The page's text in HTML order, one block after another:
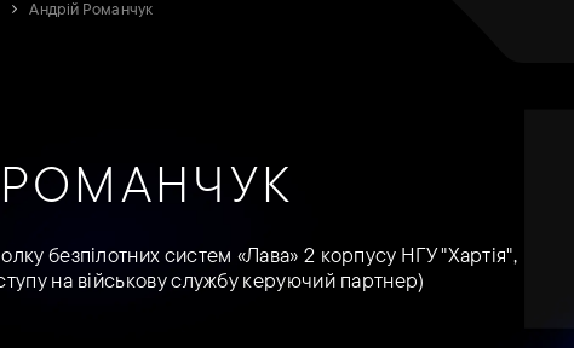
Андрій Романчук
безпілотних систем «Лава» 2 корпусу НГУ "Хартія",
на військову службу керуючий партнер)